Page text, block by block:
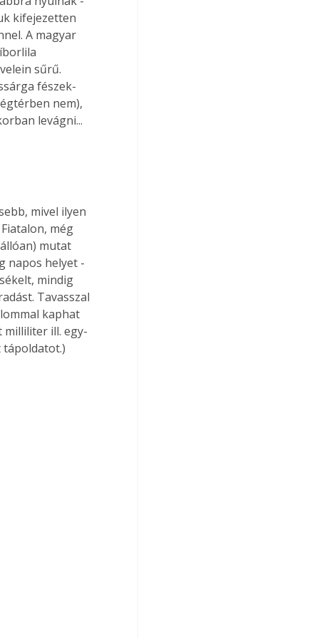
kifejezetten
A magyar
sűrű.
fészek-
nem),
levágni...
mivel ilyen
még
mutat
napos helyet -
mindig
Tavasszal
kaphat
milliliter ill. egy-
tápoldatot.)